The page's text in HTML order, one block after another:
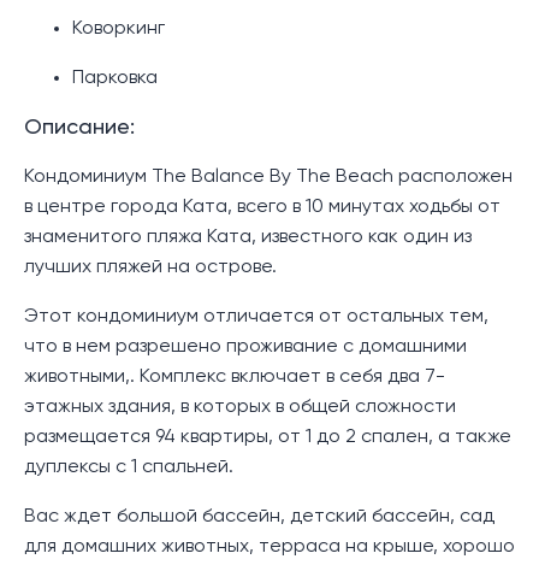
Коворкинг
Парковка
Описание:
Кондоминиум The Balance By The Beach расположен
в центре города Ката, всего в 10 минутах ходьбы от
знаменитого пляжа Ката, известного как один из
лучших пляжей на острове.
Этот кондоминиум отличается от остальных тем,
что в нем разрешено проживание с домашними
животными,. Комплекс включает в себя два 7-
этажных здания, в которых в общей сложности
размещается 94 квартиры, от 1 до 2 спален, а также
дуплексы с 1 спальней.
Вас ждет большой бассейн, детский бассейн, сад
для домашних животных, терраса на крыше, хорошо